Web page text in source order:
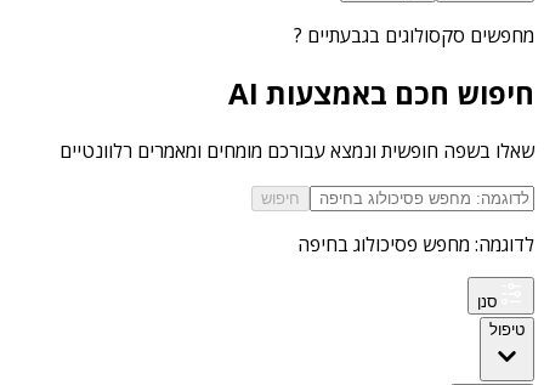
מחפשים סקסולוגים בגבעתיים ?
חיפוש חכם באמצעות AI
שאלו בשפה חופשית ונמצא עבורכם מומחים ומאמרים רלוונטיים
חיפוש
לדוגמה: מחפש פסיכולוג בחיפה
סנן
טיפול